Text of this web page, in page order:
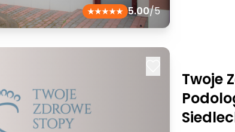
5.00/5
Twoje